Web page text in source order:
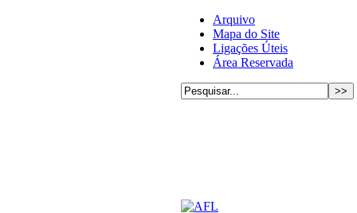
Arquivo
Mapa do Site
Ligações Úteis
Área Reservada